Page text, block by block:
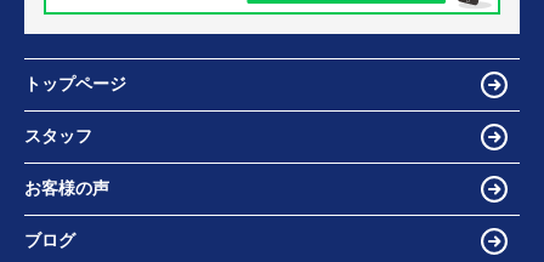
トップページ
スタッフ
お客様の声
ブログ